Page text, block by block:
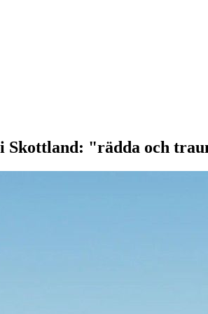
Skottland: "rädda och